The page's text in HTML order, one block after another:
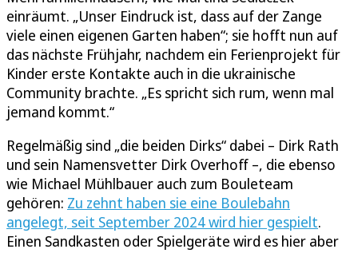
einräumt. „Unser Eindruck ist, dass auf der Zange
viele einen eigenen Garten haben“; sie hofft nun auf
das nächste Frühjahr, nachdem ein Ferienprojekt für
Kinder erste Kontakte auch in die ukrainische
Community brachte. „Es spricht sich rum, wenn mal
jemand kommt.“
Regelmäßig sind „die beiden Dirks“ dabei – Dirk Rath
und sein Namensvetter Dirk Overhoff –, die ebenso
wie Michael Mühlbauer auch zum Bouleteam
gehören: Zu zehnt haben sie eine Boulebahn
angelegt, seit September 2024 wird hier gespielt.
Einen Sandkasten oder Spielgeräte wird es hier aber